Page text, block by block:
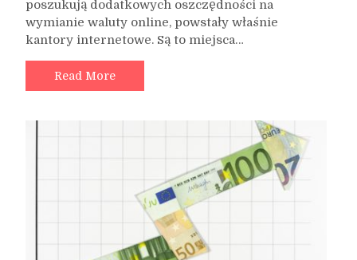
poszukują dodatkowych oszczędności na
wymianie waluty online, powstały właśnie
kantory internetowe. Są to miejsca…
Read More